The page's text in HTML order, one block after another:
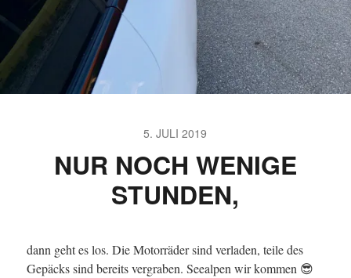
5. JULI 2019
NUR NOCH WENIGE
STUNDEN,
dann geht es los. Die Motorräder sind verladen, teile des
Gepäcks sind bereits vergraben. Seealpen wir kommen 😎